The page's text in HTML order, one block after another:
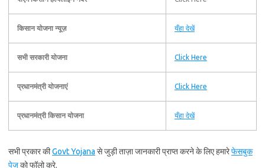
किसान योजना न्यूज़ यँहा देखें
सभी सरकारी योजना Click Here
प्रधानमंत्री योजनाएं Click Here
प्रधानमंत्री किसान योजना यँहा देखें
सभी प्रकार कीGovt Yojana से जुड़ी ताज़ा जानकारी प्राप्त करने के लिए हमारेफेसबुक
पेजको फॉलो करे.